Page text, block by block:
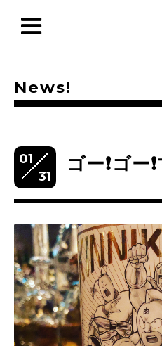
News!
01
31
ゴー❗️ゴー